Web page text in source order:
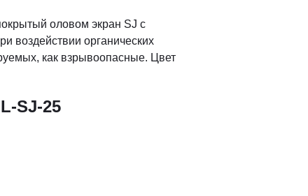
оловом экран SJ с
воздействии органических
как взрывоопасные. Цвет
SJ-25